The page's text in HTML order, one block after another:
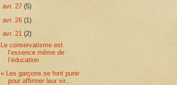
avr. 27 (5)
avr. 26 (1)
avr. 21 (2)
Le conservatisme est
l’essence même de
l’éducation
« Les garçons se font punir
pour affirmer leur vir...